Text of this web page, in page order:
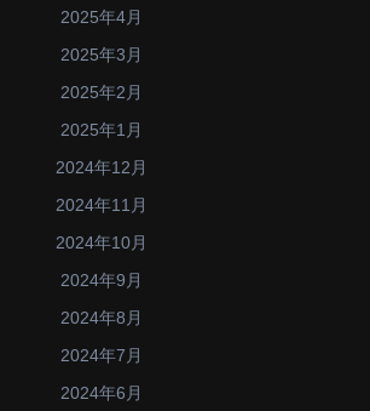
2025年4月
2025年3月
2025年2月
2025年1月
2024年12月
2024年11月
2024年10月
2024年9月
2024年8月
2024年7月
2024年6月